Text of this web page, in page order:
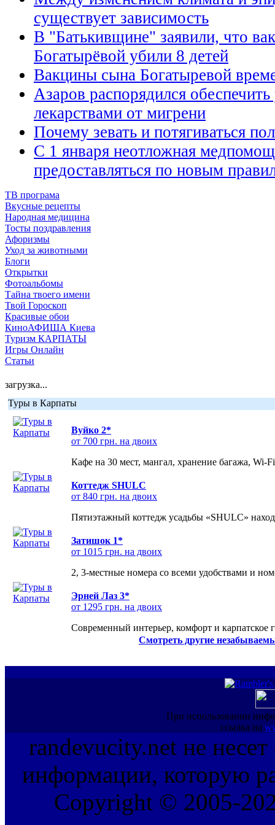
существует зависимость
В "Батькивщине" заявили, что
Богатырёвой убили 8 детей
Вакцины сына Богатыревой
Азаров распорядился
лекарствами от мигрени
Почему зевать и потягиваться
C 1 января неотложная
предоставляться по новым
ТВ програма
Вкусные рецепты
Народная медицина
Тосты поздравления
Афоризмы
Уход за животными
Блоги
Открытки
Фотоальбомы
Тайна твоего имени
Твой Гороскоп
Красивые обои
КиноАФИША Киева
Туризм КАРПАТЫ
Игры Онлайн
Статьи
загрузка...
Туры в Карпаты
Вуйко 2*
от 700 грн. на двоих
Кафе на 30 мест, мангал, хранение багажа, Wi-
Коттедж SHULC
от 840 грн. на двоих
Пятиэтажный коттедж усадьбы «SHULC»
Затишок 1*
от 1015 грн. на двоих
2, 3-местные номера со всеми удобствами и
Эрней Лаз 3*
от 1295 грн. на двоих
Современный интерьер, комфорт и карпатское
Смотреть другие
При использовании
ссылка на
randevucity.net не несет
информации, которую
Copyright © 2005-